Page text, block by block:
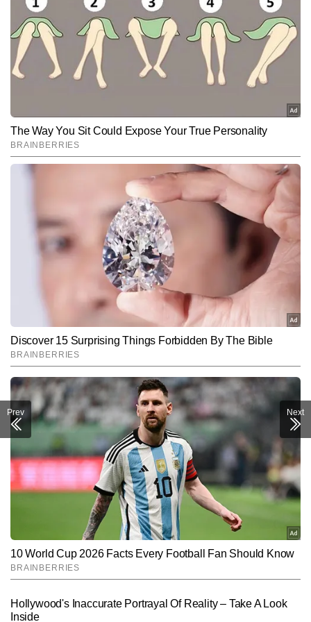
कार्यरत हैं और मीडिया में 9 वर्षों का अनुभव रखते हैं। जर्नलिज़्म में मास्टर्स डिग्री
हासिल करने के बाद से ही वे न्यूजरूम के विभिन्न आयामों—कॉपी एडिटिंग, कंटेंट
क्यूरेशन और रियल-टाइम न्यूज मॉनिटरिंग में दक्षता के साथ काम कर रहे हैं।
राष्ट्रीय, अंतरराष्ट्रीय और ब्रेकिंग न्यूज पर उनकी मजबूत पकड़ है। अनुराग खबरों
की बारीकियों को समझने, फैक्ट चेकिंग और स्टोरी के अहम पहलुओं को पाठकों तक
सरल भाषा में पहुंचाने के लिए जाने जाते हैं। उन्होंने अब तक 10 हजार से अधिक
खबरें प्रकाशित की हैं, जिनमें ब्रेकिंग अपडेट्स, एनालिटिकल कंटेंट, स्पेशल
स्टोरीज और न्यूज एक्सप्लेनर्स शामिल हैं।
और पढ़ें
Follow Us:
SUBMIT
Prev Next